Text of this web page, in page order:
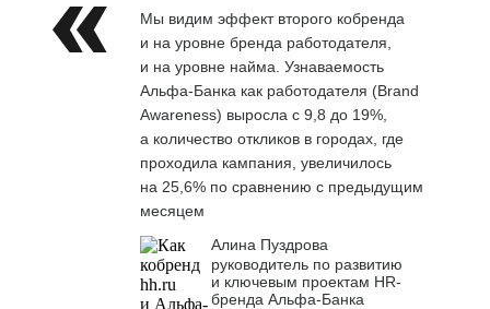
Мы видим эффект второго кобренда
и на уровне бренда работодателя,
и на уровне найма. Узнаваемость
Альфа-Банка как работодателя (Brand
Awareness) выросла с 9,8 до 19%,
а количество откликов в городах, где
проходила кампания, увеличилось
на 25,6% по сравнению с предыдущим
месяцем
Алина Пуздрова
руководитель по развитию
и ключевым проектам HR-
бренда Альфа-Банка